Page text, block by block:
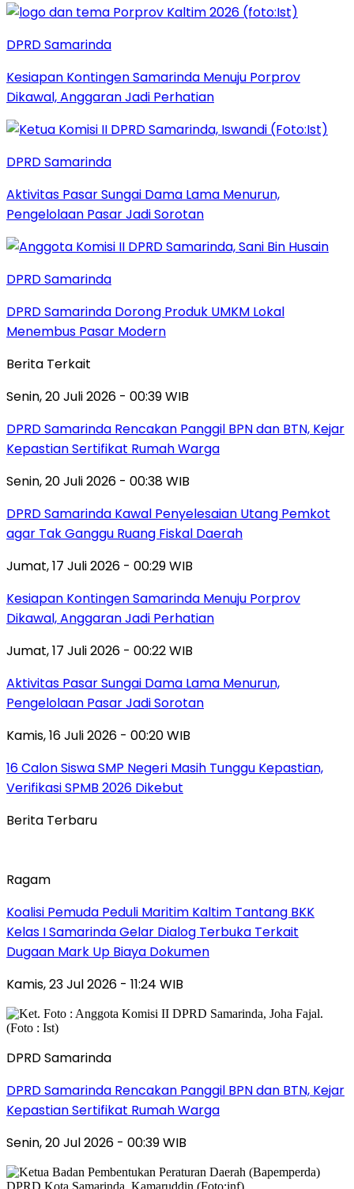
DPRD Samarinda
Kesiapan Kontingen Samarinda Menuju Porprov
Dikawal, Anggaran Jadi Perhatian
DPRD Samarinda
Aktivitas Pasar Sungai Dama Lama Menurun,
Pengelolaan Pasar Jadi Sorotan
DPRD Samarinda
DPRD Samarinda Dorong Produk UMKM Lokal
Menembus Pasar Modern
Berita Terkait
Senin, 20 Juli 2026 - 00:39 WIB
DPRD Samarinda Rencakan Panggil BPN dan BTN, Kejar
Kepastian Sertifikat Rumah Warga
Senin, 20 Juli 2026 - 00:38 WIB
DPRD Samarinda Kawal Penyelesaian Utang Pemkot
agar Tak Ganggu Ruang Fiskal Daerah
Jumat, 17 Juli 2026 - 00:29 WIB
Kesiapan Kontingen Samarinda Menuju Porprov
Dikawal, Anggaran Jadi Perhatian
Jumat, 17 Juli 2026 - 00:22 WIB
Aktivitas Pasar Sungai Dama Lama Menurun,
Pengelolaan Pasar Jadi Sorotan
Kamis, 16 Juli 2026 - 00:20 WIB
16 Calon Siswa SMP Negeri Masih Tunggu Kepastian,
Verifikasi SPMB 2026 Dikebut
Berita Terbaru
Ragam
Koalisi Pemuda Peduli Maritim Kaltim Tantang BKK
Kelas I Samarinda Gelar Dialog Terbuka Terkait
Dugaan Mark Up Biaya Dokumen
Kamis, 23 Jul 2026 - 11:24 WIB
DPRD Samarinda
DPRD Samarinda Rencakan Panggil BPN dan BTN, Kejar
Kepastian Sertifikat Rumah Warga
Senin, 20 Jul 2026 - 00:39 WIB